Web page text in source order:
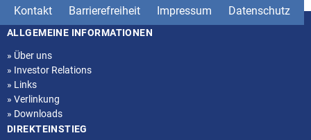
Kontakt Barrierefreiheit Impressum Datenschutz
Seitenstruktur
ALLGEMEINE INFORMATIONEN
» Über uns
» Investor Relations
» Links
» Verlinkung
» Downloads
DIREKTEINSTIEG